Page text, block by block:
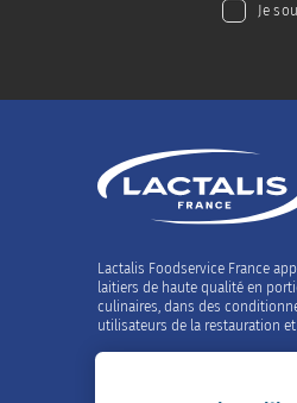
Je
Lactalis Foodservice France
laitiers de haute qualité en
culinaires, dans des
utilisateurs de la restauration